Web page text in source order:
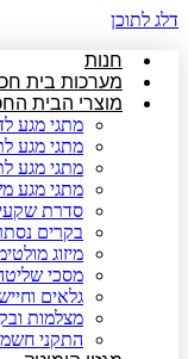
דלג לתוכן
חנות
מערכות בית
מוצרי הבית
מתגי מגע
מתגי מגע
מתגי מגע
מתגי מגע
סדרת
בקרים
מיזוג
מסכי
גלאים
מצלמות
התקני